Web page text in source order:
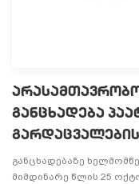
განცხადება
განცხადებაზე
მიმდინარე წლის 25